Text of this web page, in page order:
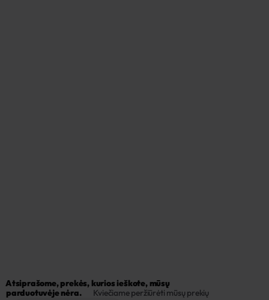
Atsiprašome, prekės, kurios ieškote, mūsų
parduotuvėje nėra.
Kviečiame peržiūrėti mūsų prekių